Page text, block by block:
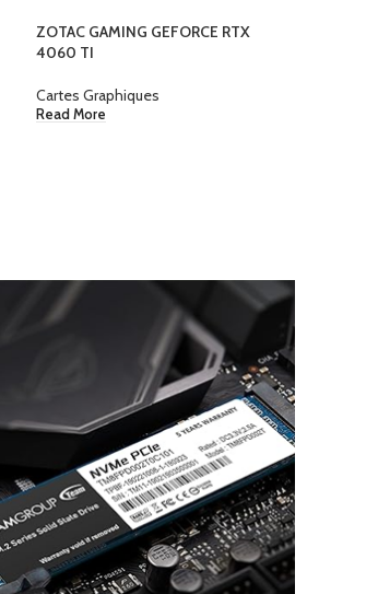
ZOTAC GAMING GEFORCE RTX
4060 TI
Cartes Graphiques
Read More